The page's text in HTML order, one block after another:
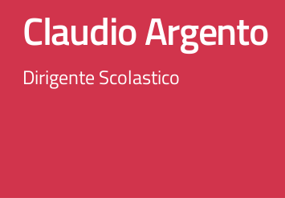
Claudio Argento
Dirigente Scolastico